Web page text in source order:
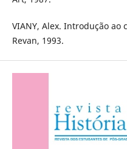
VIANY, Alex. Introdução ao
Revan, 1993.